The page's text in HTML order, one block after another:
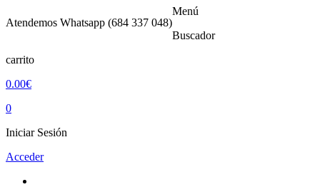
Atendemos Whatsapp (684 337 048)
Menú
Buscador
carrito
0.00€
0
Iniciar Sesión
Acceder